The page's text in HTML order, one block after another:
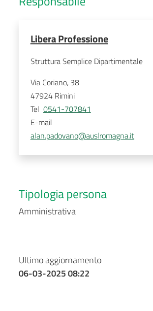
Libera Professione
Struttura Semplice Dipartimentale
Via Coriano, 38
47924 Rimini
Tel 0541-707841
E-mail
alan.padovano@auslromagna.it
Tipologia persona
Amministrativa
Ultimo aggiornamento
06-03-2025 08:22